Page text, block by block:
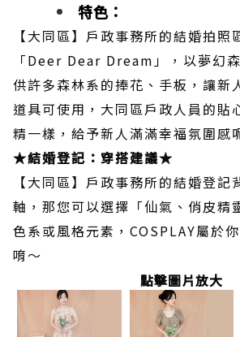
特色：
【大同區】戶政事務所的結婚拍照
「Deer Dear Dream」，以夢幻
供許多森林系的捧花、手板，讓新
道具可使用，大同區戶政人員的貼
精一樣，給予新人滿滿幸福氛圍感
★結婚登記：穿搭建議★
【大同區】戶政事務所的結婚登記
軸，那您可以選擇「仙氣、俏皮精
色系或風格元素，COSPLAY屬於
唷～
點擊圖片放大